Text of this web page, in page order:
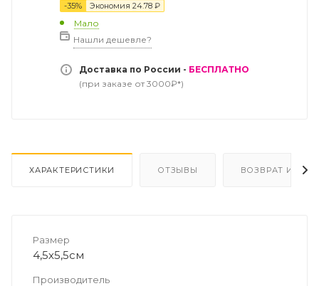
-35% Экономия 24.78 ₽
Мало
Нашли дешевле?
Доставка по России - БЕСПЛАТНО
(при заказе от 3000₽*)
ХАРАКТЕРИСТИКИ ОТЗЫВЫ ВОЗВРАТ И
Размер
4,5х5,5см
Производитель